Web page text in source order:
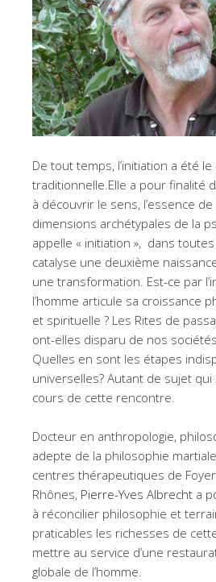
De tout temps, l’initiation a été
traditionnelle.Elle a pour finalité
à découvrir le sens, l’essence de
dimensions archétypales de la
appelle « initiation », dans
catalyse une deuxième
une transformation. Est-ce par
l’homme articule sa croissance
et spirituelle ? Les Rites de
ont-elles disparu de nos
Quelles en sont les étapes
universelles? Autant de sujet
cours de cette rencontre.
Docteur en anthropologie,
adepte de la philosophie
centres thérapeutiques de
Rhônes, Pierre-Yves Albrecht a
à réconcilier philosophie et
praticables les richesses de
mettre au service d’une
globale de l’homme.